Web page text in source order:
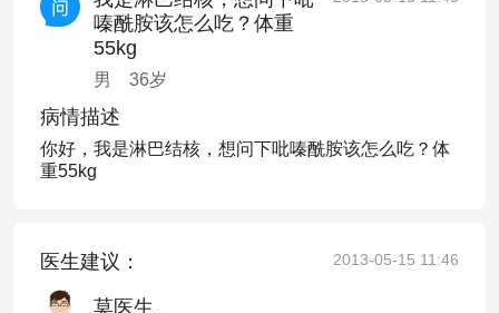
嗪酰胺该怎么吃？体重
55kg
男 36岁
病情描述
你好，我是淋巴结核，想问下吡嗪酰胺该怎么吃？体
重55kg
医生建议： 2013-05-15 11:46
莫医生